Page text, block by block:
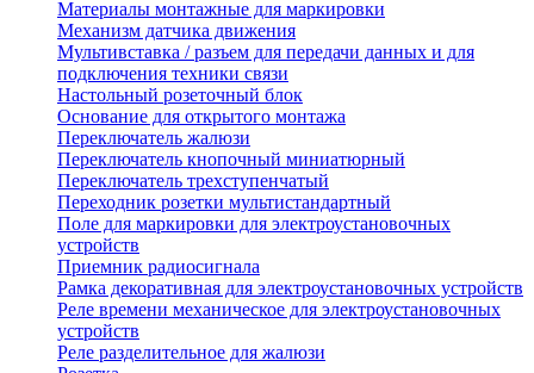
Материалы монтажные для маркировки
Механизм датчика движения
Мультивставка / разъем для передачи данных и для
подключения техники связи
Настольный розеточный блок
Основание для открытого монтажа
Переключатель жалюзи
Переключатель кнопочный миниатюрный
Переключатель трехступенчатый
Переходник розетки мультистандартный
Поле для маркировки для электроустановочных
устройств
Приемник радиосигнала
Рамка декоративная для электроустановочных устройств
Реле времени механическое для электроустановочных
устройств
Реле разделительное для жалюзи